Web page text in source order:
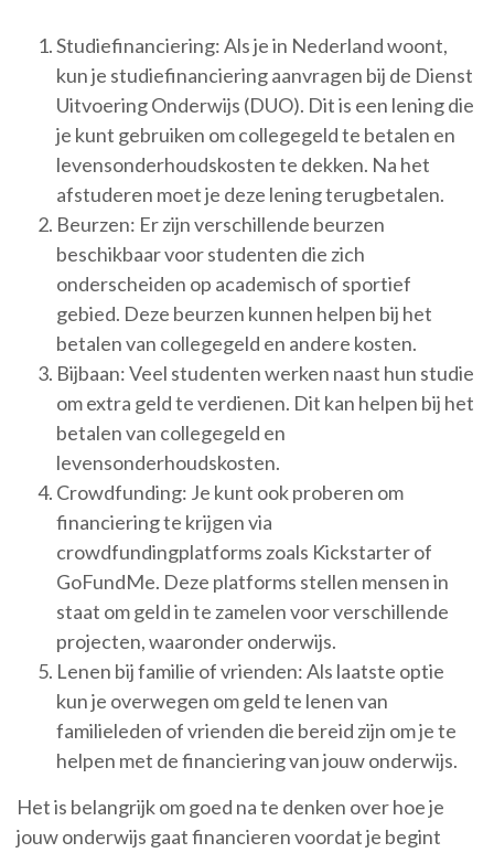
Studiefinanciering: Als je in Nederland woont,
kun je studiefinanciering aanvragen bij de Dienst
Uitvoering Onderwijs (DUO). Dit is een lening die
je kunt gebruiken om collegegeld te betalen en
levensonderhoudskosten te dekken. Na het
afstuderen moet je deze lening terugbetalen.
Beurzen: Er zijn verschillende beurzen
beschikbaar voor studenten die zich
onderscheiden op academisch of sportief
gebied. Deze beurzen kunnen helpen bij het
betalen van collegegeld en andere kosten.
Bijbaan: Veel studenten werken naast hun studie
om extra geld te verdienen. Dit kan helpen bij het
betalen van collegegeld en
levensonderhoudskosten.
Crowdfunding: Je kunt ook proberen om
financiering te krijgen via
crowdfundingplatforms zoals Kickstarter of
GoFundMe. Deze platforms stellen mensen in
staat om geld in te zamelen voor verschillende
projecten, waaronder onderwijs.
Lenen bij familie of vrienden: Als laatste optie
kun je overwegen om geld te lenen van
familieleden of vrienden die bereid zijn om je te
helpen met de financiering van jouw onderwijs.
Het is belangrijk om goed na te denken over hoe je
jouw onderwijs gaat financieren voordat je begint